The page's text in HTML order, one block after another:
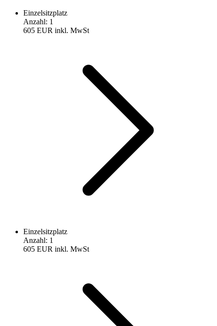
Einzelsitzplatz
Anzahl: 1
605 EUR inkl. MwSt
Einzelsitzplatz
Anzahl: 1
605 EUR inkl. MwSt